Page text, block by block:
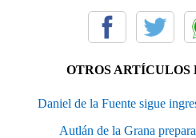
OTROS ARTÍCULOS
Daniel de la Fuente sigue
Autlán de la Grana